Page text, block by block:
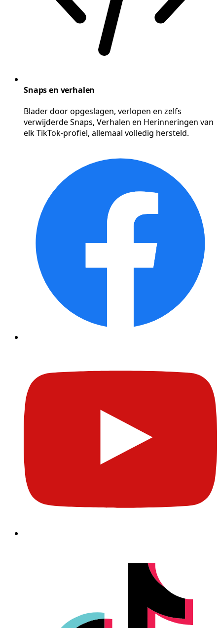
Snaps en verhalen
Blader door opgeslagen, verlopen en zelfs
verwijderde Snaps, Verhalen en Herinneringen van
elk TikTok-profiel, allemaal volledig hersteld.